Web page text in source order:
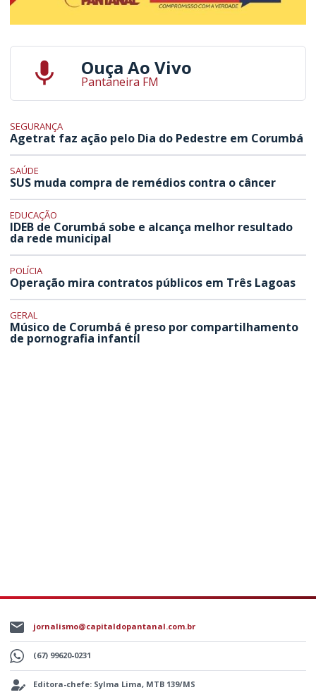
Ouça Ao Vivo
Pantaneira FM
SEGURANÇA
Agetrat faz ação pelo Dia do Pedestre em Corumbá
SAÚDE
SUS muda compra de remédios contra o câncer
EDUCAÇÃO
IDEB de Corumbá sobe e alcança melhor resultado
da rede municipal
POLÍCIA
Operação mira contratos públicos em Três Lagoas
GERAL
Músico de Corumbá é preso por compartilhamento
de pornografia infantil
jornalismo@capitaldopantanal.com.br
(67) 99620-0231
Editora-chefe: Sylma Lima, MTB 139/MS